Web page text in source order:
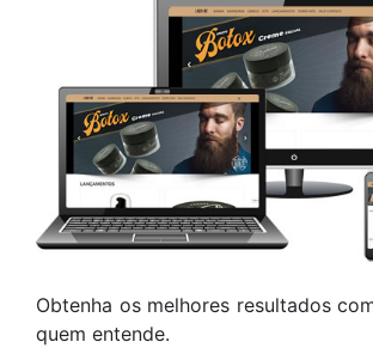
Obtenha os melhores resultados
quem entende.